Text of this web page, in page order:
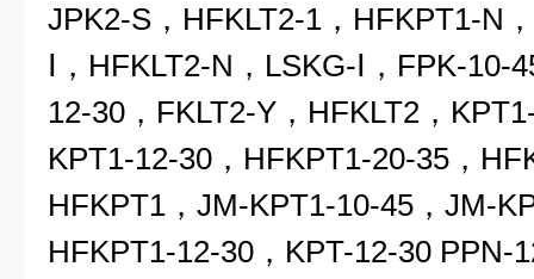
JPK2-S，HFKLT2-1，HFKPT1-N
Ⅰ ， HFKLT2-N ，LSKG-Ⅰ ，FPK-10-
12-30，FKLT2-Y， HFKLT2 ，
KPT1-12-30， HFKPT1-20-35 ，
HFKPT1，JM-KPT1-10-45，JM-
HFKPT1-12-30，KPT-12-30 PPN-